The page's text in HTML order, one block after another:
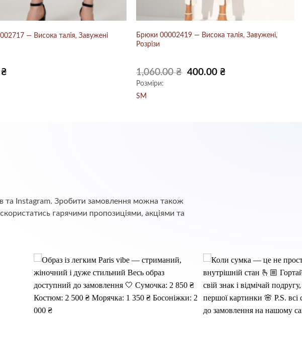
— Висока талія, Завужені
₴
Брюки 00002419 — Висока талія, Завужені,
Розрізи
1,060.00₴
Оригінальна
400.00 ₴Поточна
Розміри:
S M
та Instagram. Зробити замовлення можна також
гарячими пропозиціями, акціями та